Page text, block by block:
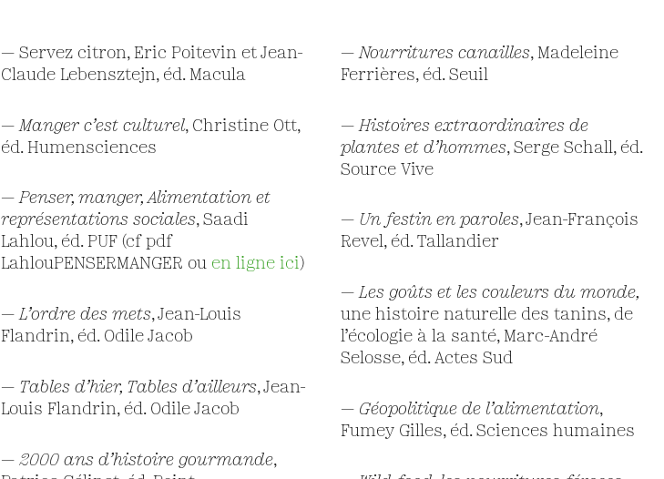
— Servez citron, Eric Poitevin et Jean-
Claude Lebensztejn, éd. Macula
— Manger c’est culturel, Christine Ott,
éd. Humensciences
—Penser, manger, Alimentation et
représentations sociales, Saadi
Lahlou, éd. PUF (cf pdf
LahlouPENSERMANGER ou en ligne ici)
—L’ordre des mets, Jean-Louis
Flandrin, éd. Odile Jacob
— Tables d’hier, Tables d’ailleurs, Jean-
Louis Flandrin, éd. Odile Jacob
— 2000 ans d’histoire gourmande,
—Nourritures canailles, Madeleine
Ferrières, éd. Seuil
— Histoires extraordinaires de
plantes et d’hommes, Serge Schall, éd.
Source Vive
— Un festin en paroles, Jean-François
Revel, éd. Tallandier
—Les goûts et les couleurs du monde,
une histoire naturelle des tanins, de
l’écologie à la santé, Marc-André
Selosse, éd. Actes Sud
— Géopolitique de l’alimentation,
Fumey Gilles, éd. Sciences humaines